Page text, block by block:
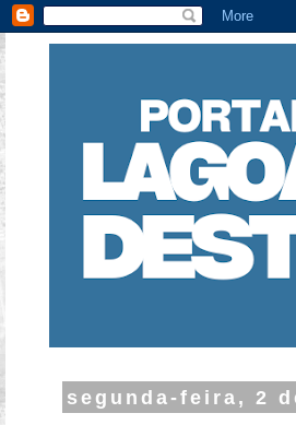
segunda-feira, 2